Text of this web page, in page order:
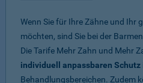
Wenn Sie für Ihre Zähne und Ihr
möchten, sind Sie bei der
Die Tarife Mehr Zahn und Mehr
individuell anpassbaren Schutz
Behandlungsbereichen. Zudem